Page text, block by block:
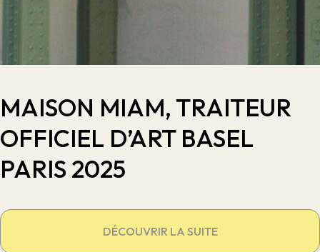
MAISON MIAM, TRAITEUR
OFFICIEL D’ART BASEL
PARIS 2025
DÉCOUVRIR LA SUITE